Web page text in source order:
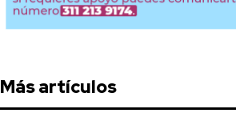
Más artículos